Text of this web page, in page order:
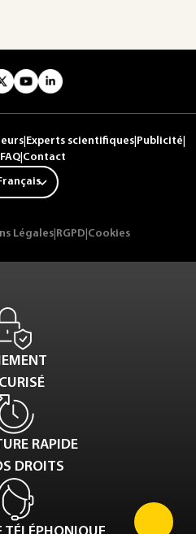
Experts scientifiques Publicité
| Contact
Légales RGPD Cookies
RAPIDE
DROITS